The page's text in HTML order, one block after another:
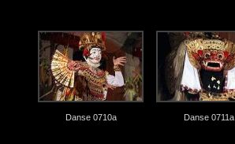
Danse 0710a Danse 0711a